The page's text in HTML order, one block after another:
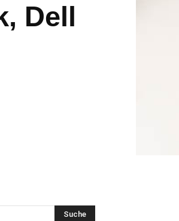
Dell
Suche